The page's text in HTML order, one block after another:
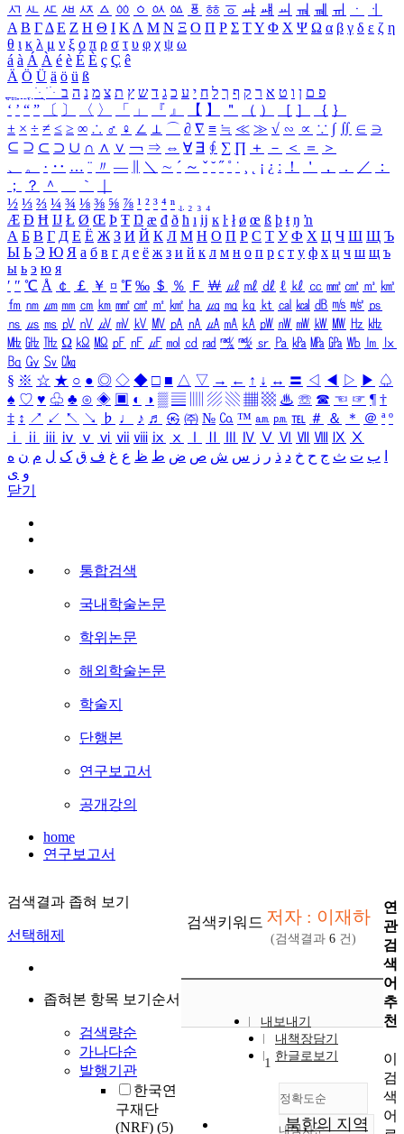
ㅺ ㅻ ㅼ ㅽ ㅾ ㅿ ㆀ ㆁ ㆂ ㆃ ㆄ ㆅ ㆆ ㆇ ㆈ ㆉ ㆊ ㆋ ㆌ ㆍ
ㆎ
Α Β ΓΔ Ε Ζ Η Θ Ι ΚΛ Μ Ν Ξ Ο Π Ρ Σ ΤΥ Φ Χ Ψ Ω α β γ δ ε ζ η
θ ι κ λ μ ν ξ ο π ρ σ τ υ φ χ ψ ω
á à Á À é è É È ç Ç ê
Ä Ö Ü ä ö ü ß
ִֶֹ ֻּ ׁׂ פ ם ן ו ט א ר ק ף ך ל ח י ע כ ג ד ש ץ ת צ מ נ ה ב
‘ ’ “ ” 〔 〕 〈 〉 「 」 『 』 【 】 ＂ （ ） ［ ］ ｛ ｝
± × ÷ ≠ ≤ ≥ ∞ ∴ ♂ ♀ ∠ ⊥ ⌒ ∂ ∇ ≡ ≒ ≪ ≫ √ ∽ ∝ ∵ ∫ ∬ ∈ ∋
⊆ ⊇ ⊂ ⊃ ∪ ∩ ∧ ∨ ￢ ⇒ ⇔ ∀ ∃ ∮ ∑ ∏ ＋ － ＜ ＝
＞
、
。 · ‥ … ¨ 〃 ― ＼ ∼ ´ ～ ˇ ˘ ˝ ˚ ˙ ¸ ¡ ¿ ː ！ ＇ ， ． ／
：
；
？ ＾ ｀
½ ⅓ ⅔ ¼ ¾ ⅛ ⅜ ⅝ ⅞ ¹ ² ³ ⁴ ⁿ ₁ ₂ ₃ ₄
Æ Ð Ħ Ĳ Ł Ø Œ Þ Ŧ Ŋ æ đ ð ħ ı ĳ ĸ ŀ ł ø œ ß þ ŧ ŋ ŉ
А Б В Г Д Е Ё Ж З И Й К Л М Н О П Р С Т У Ф Х Ц Ч Ш Щ Ъ
Ы Ь Э Ю Я а б в г д е ё ж з и й к л м н о п р с т у ф х ц ч ш щ ъ
ы ь э ю я
′ ″ ℃ Å ￠ ￡ ￥ ¤ ℉ ‰ ＄ ％ Ｆ ￦ ㎕ ㎖ ㎗ ℓ ㎘ ㏄ ㎣ ㎤ ㎥ ㎦
㎙ ㎚ ㎛ ㎜ ㎝ ㎞ ㎟ ㎠ ㎡ ㎢ ㏊ ㎍ ㎎ ㎏ ㏏ ㎈ ㎉ ㏈ ㎧ ㎨ ㎰
㎱ ㎲ ㎳ ㎴ ㎵ ㎶ ㎷ ㎸ ㎹ ㎀ ㎁ ㎂ ㎃ ㎄ ㎺ ㎻ ㎽ ㎾ ㎿ ㎐ ㎑
㎒ ㎓ ㎔ Ω ㏀ ㏁ ㎊ ㎋ ㎌ ㏖ ㏅ ㎭ ㎮ ㎯ ㏛ ㎩ ㎪ ㎫ ㎬ ㏝ ㏐
㏓
㏃ ㏉ ㏜ ㏆
§ ※ ☆ ★ ○ ● ◎ ◇ ◆ □ ■ △ ▽ → ← ↑ ↓ ↔ 〓 ◁ ◀ ▷ ▶ ♤
♠ ♡ ♥ ♧ ♣ ⊙ ◈ ▣ ◐ ◑ ▒ ▤ ▨ ▧ ▦ ▩ ♨ ☏ ☎ ☜ ☞ ¶ †
‡ ↕ ↗ ↙ ↖ ↘ ♭ ♩ ♪ ♬ ㉿ ㈜ № ㏇ ™ ㏂ ㏘ ℡ ＃ ＆ ＊ ＠ ª º
ⅰ
ⅱ ⅲ ⅳ ⅴ ⅵ ⅶ ⅷ ⅸ ⅹ Ⅳ Ⅴ Ⅵ Ⅶ Ⅷ Ⅸ Ⅹ
ب ت ث ج ح خ د ذ ر ز س ش ص ض ط ظ ع غ ف ق ک ل م ن ه
و ی
닫기
통합검색
국내학술논문
학위논문
해외학술논문
학술지
단행본
연구보고서
공개강의
home
연구보고서
검색결과 좁혀 보기
선택해제
좁혀본 항목 보기순서
검색량순
가나다순
발행기관
한국연
구재단
(NRF) (5)
검색키워드 저자 : 이재하
(검색결과 6 건)
내보내기
내책장담기
한글로보기
정확도순
내림차순
1
북한의 지역
연
관
검
색
어
추
천
이
검
색
어